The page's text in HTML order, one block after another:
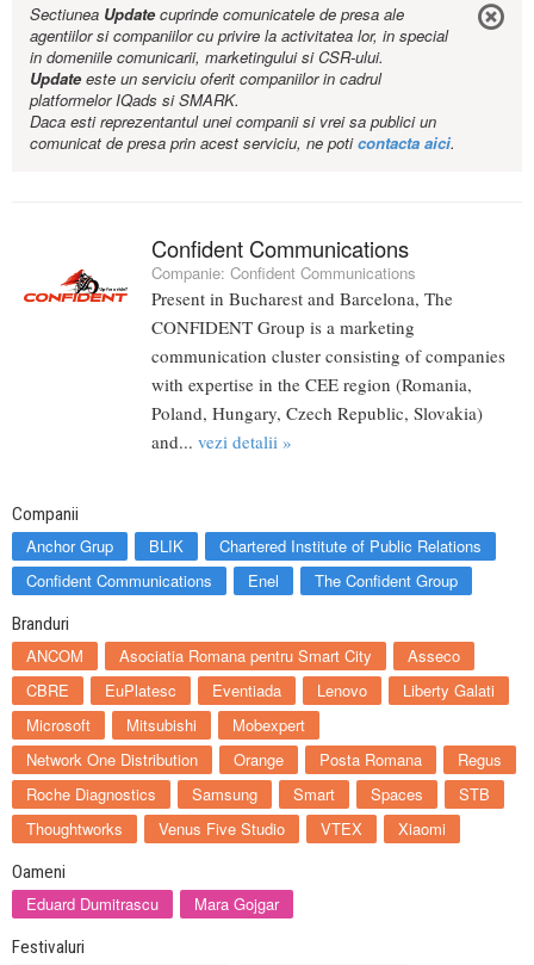
Sectiunea Updatecuprinde comunicatele de presa ale
agentiilor si companiilor cu privire la activitatea lor, in special
in domeniile comunicarii, marketingului si CSR-ului.
Updateeste un serviciu oferit companiilor in cadrul
platformelor IQads si SMARK.
Daca esti reprezentantul unei companii si vrei sa publici un
comunicat de presa prin acest serviciu, ne poticontacta aici.
Confident Communications
Companie: Confident Communications
Present in Bucharest and Barcelona, The
CONFIDENT Group is a marketing
communication cluster consisting of companies
with expertise in the CEE region (Romania,
Poland, Hungary, Czech Republic, Slovakia)
and... vezi detalii »
Companii
Anchor Grup BLIK
Chartered Institute of Public Relations
Confident Communications
Enel The Confident Group
Branduri
ANCOM Asociatia Romana pentru Smart City
Asseco
CBRE
EuPlatesc Eventiada Lenovo
Liberty Galati
Microsoft
Mitsubishi
Mobexpert
Network One Distribution
Orange Posta Romana
Regus
Roche Diagnostics
Samsung Smart Spaces
STB
Thoughtworks
Venus Five Studio VTEX Xiaomi
Oameni
Eduard Dumitrascu Mara Gojgar
Festivaluri